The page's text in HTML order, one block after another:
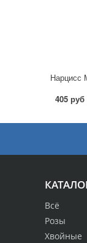
Нарцисс
405 руб
Всё
Розы
Хвойные